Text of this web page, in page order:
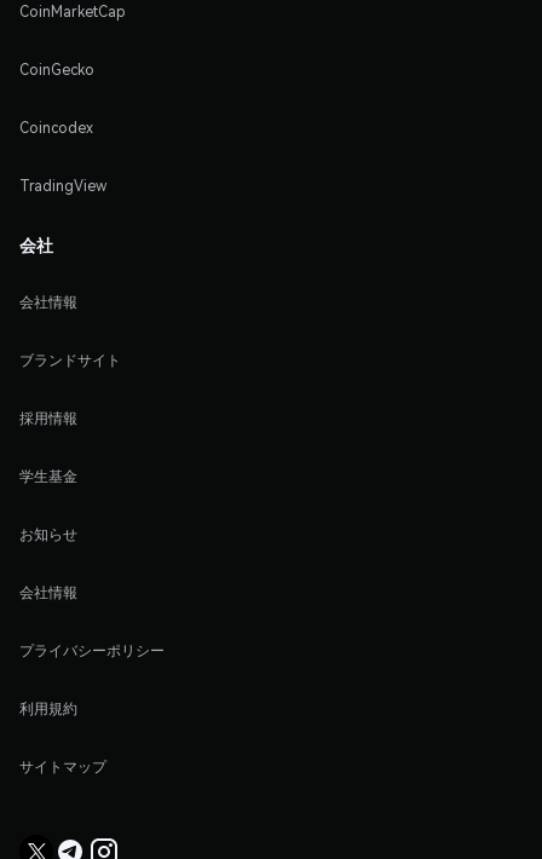
CoinMarketCap
CoinGecko
Coincodex
TradingView
会社
会社情報
ブランドサイト
採用情報
学生基金
お知らせ
会社情報
プライバシーポリシー
利用規約
サイトマップ